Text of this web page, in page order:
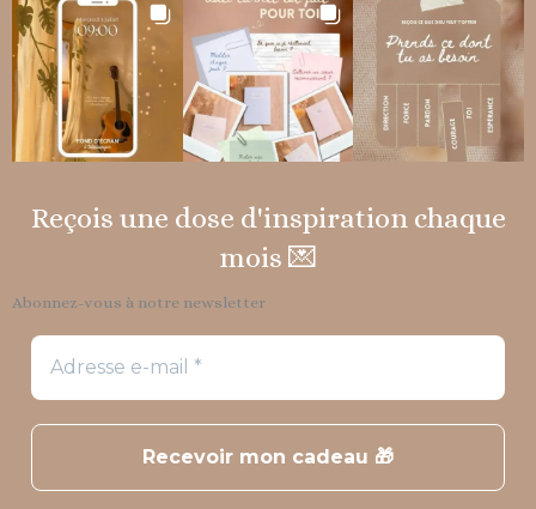
Reçois une dose d'inspiration chaque
mois 💌
Abonnez-vous à notre newsletter